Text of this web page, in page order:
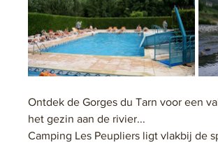
Ontdek de Gorges du Tarn voor een
het gezin aan de rivier...
Camping Les Peupliers ligt vlakbij de